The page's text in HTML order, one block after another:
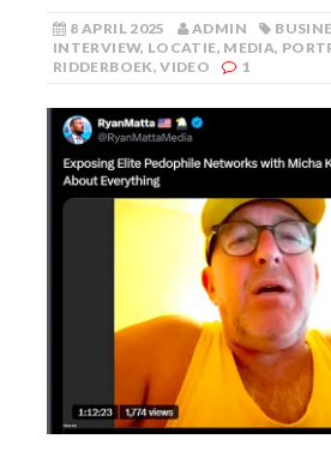
8 APRIL 2025 ADMIN
INTERVIEW, LOCATIE, MEDIA,
RIDDERBOEK,VIDEO 1